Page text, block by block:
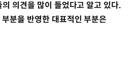
의견을 많이 들었다고 알고 있다.
분을 반영한 대표적인 부분은